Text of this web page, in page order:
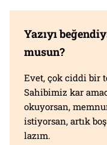
Yazıyı
musun?
Evet, çok ciddi bir
Sahibimiz kar
okuyorsan,
istiyorsan, artık
lazım.